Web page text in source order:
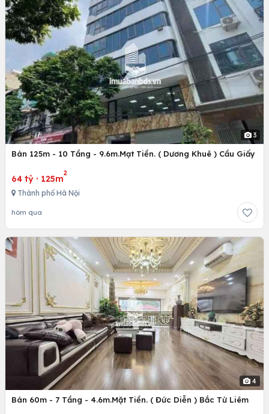
3
Bán 125m - 10 Tầng - 9.6m.Mạt Tiền. ( Dương Khuê ) Cầu Giấy
64 tỷ · 125m
2
Thành phố Hà Nội
hôm qua
4
Bán 60m - 7 Tầng - 4.6m.Mặt Tiền. ( Đức Diễn ) Bắc Từ Liêm